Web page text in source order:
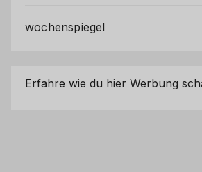
wochenspiegel
Erfahre wie du hier Werbung